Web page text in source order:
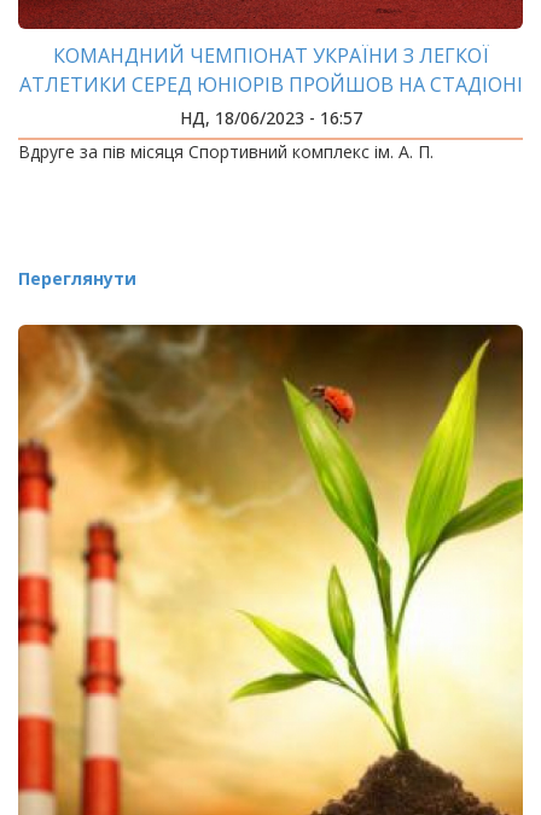
КОМАНДНИЙ ЧЕМПІОНАТ УКРАЇНИ З ЛЕГКОЇ
АТЛЕТИКИ СЕРЕД ЮНІОРІВ ПРОЙШОВ НА СТАДІОНІ
ІФНТУНГ
НД, 18/06/2023 - 16:57
Вдруге за пів місяця Спортивний комплекс ім. А. П.
Переглянути